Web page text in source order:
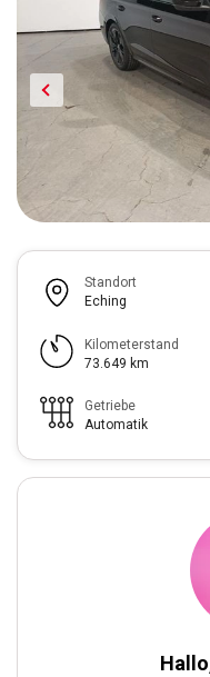
Standort
Eching
Kilometerstand
73.649 km
Getriebe
Automatik